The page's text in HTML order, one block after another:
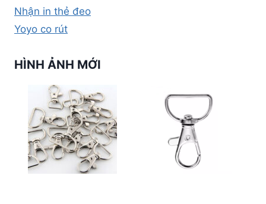
Nhận in thẻ đeo
Yoyo co rút
HÌNH ẢNH MỚI